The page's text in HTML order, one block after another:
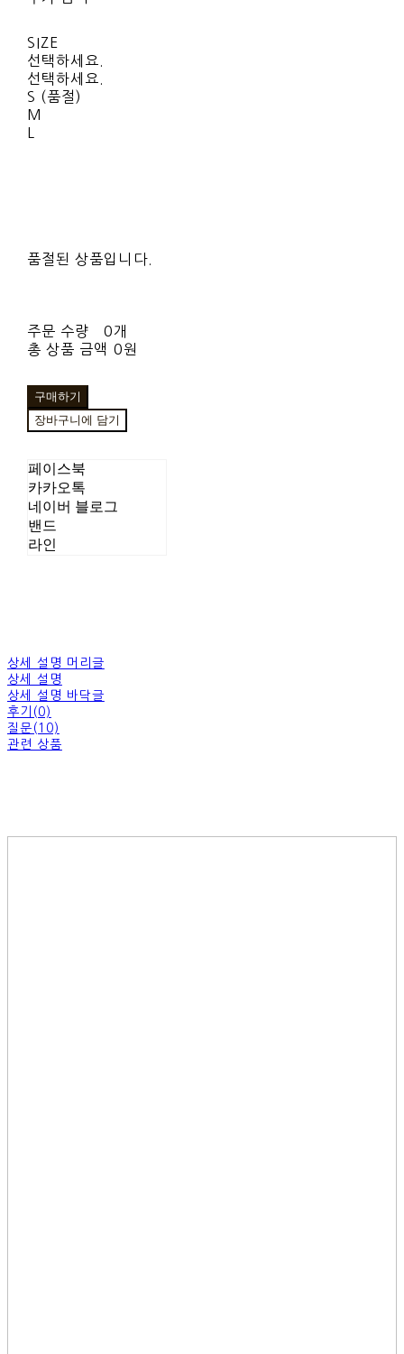
SIZE
선택하세요.
선택하세요.
S (품절)
M
품절된 상품입니다.
주문 수량
0개
총 상품 금액 0원
구매하기
장바구니에 담기
페이스북
카카오톡
네이버 블로그
밴드
라인
상세 설명 머리글
상세 설명
상세 설명 바닥글
후기(0)
질문(10)
관련 상품